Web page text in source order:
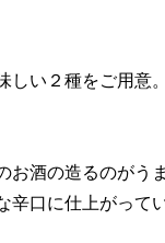
い２種をご用意。
酒の造るのがう
口に仕上がってい